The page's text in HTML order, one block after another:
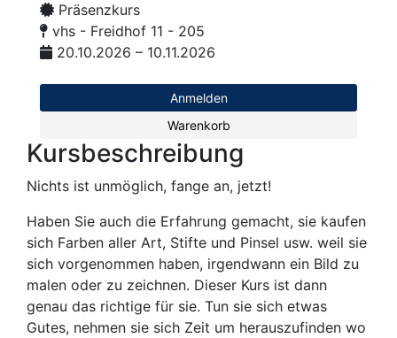
Präsenzkurs
vhs - Freidhof 11 - 205
20.10.2026 – 10.11.2026
Anmelden
Warenkorb
Kursbeschreibung
Nichts ist unmöglich, fange an, jetzt!
Haben Sie auch die Erfahrung gemacht, sie kaufen
sich Farben aller Art, Stifte und Pinsel usw. weil sie
sich vorgenommen haben, irgendwann ein Bild zu
malen oder zu zeichnen. Dieser Kurs ist dann
genau das richtige für sie. Tun sie sich etwas
Gutes, nehmen sie sich Zeit um herauszufinden wo